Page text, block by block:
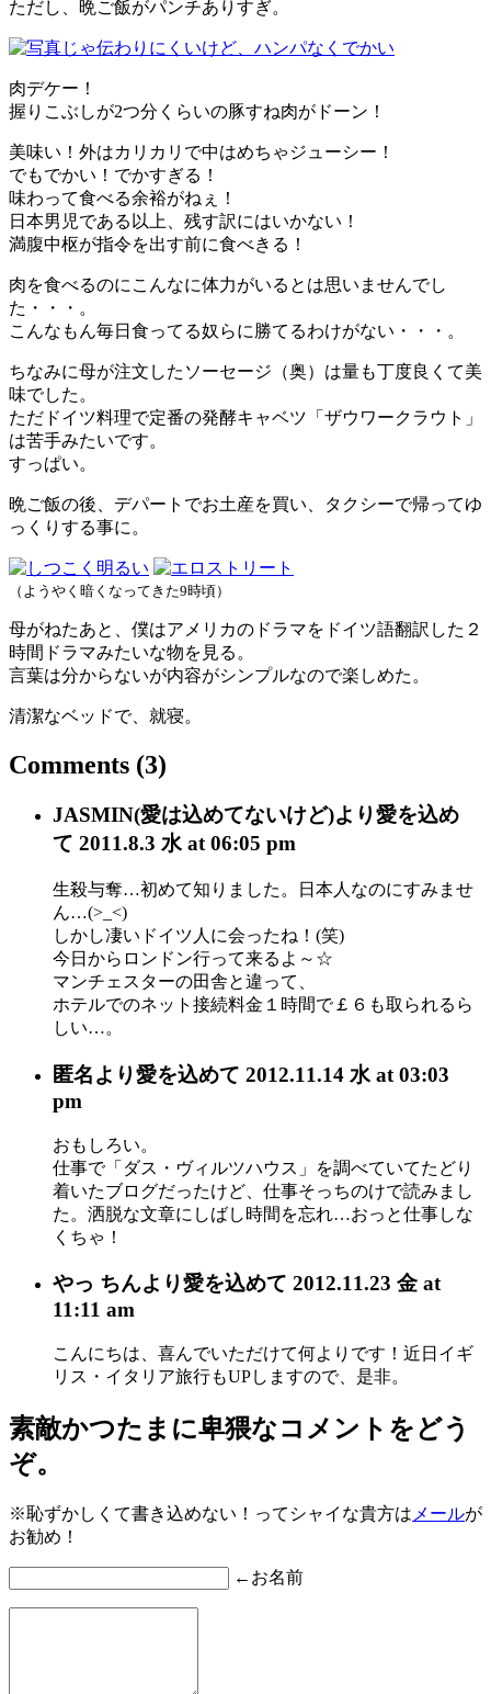
ただし、晩ご飯がパンチありすぎ。
肉デケー！
握りこぶしが2つ分くらいの豚すね肉がドーン！
美味い！外はカリカリで中はめちゃジューシー！
でもでかい！でかすぎる！
味わって食べる余裕がねぇ！
日本男児である以上、残す訳にはいかない！
満腹中枢が指令を出す前に食べきる！
肉を食べるのにこんなに体力がいるとは思いませんでし
た・・・。
こんなもん毎日食ってる奴らに勝てるわけがない・・・。
ちなみに母が注文したソーセージ（奥）は量も丁度良くて美
味でした。
ただドイツ料理で定番の発酵キャベツ「ザウワークラウト」
は苦手みたいです。
すっぱい。
晩ご飯の後、デパートでお土産を買い、タクシーで帰ってゆ
っくりする事に。
（ようやく暗くなってきた9時頃）
母がねたあと、僕はアメリカのドラマをドイツ語翻訳した２
時間ドラマみたいな物を見る。
言葉は分からないが内容がシンプルなので楽しめた。
清潔なベッドで、就寝。
Comments (3)
JASMIN(愛は込めてないけど)より愛を込め
て 2011.8.3 水 at 06:05 pm
生殺与奪…初めて知りました。日本人なのにすみませ
ん…(>_<)
しかし凄いドイツ人に会ったね！(笑)
今日からロンドン行って来るよ～☆
マンチェスターの田舎と違って、
ホテルでのネット接続料金１時間で￡６も取られるら
しい…。
匿名より愛を込めて 2012.11.14 水 at 03:03
pm
おもしろい。
仕事で「ダス・ヴィルツハウス」を調べていてたどり
着いたブログだったけど、仕事そっちのけで読みまし
た。洒脱な文章にしばし時間を忘れ…おっと仕事しな
くちゃ！
やっ ちんより愛を込めて 2012.11.23 金 at
11:11 am
こんにちは、喜んでいただけて何よりです！近日イギ
リス・イタリア旅行もUPしますので、是非。
素敵かつたまに卑猥なコメントをどう
ぞ。
※恥ずかしくて書き込めない！ってシャイな貴方は メールが
お勧め！
←お名前